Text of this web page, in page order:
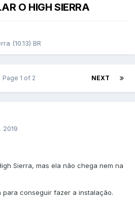
O HIGH SIERRA
(10.13) BR
NEXT
Page 1 of 2
2019
Sierra, mas ela não chega nem na
para conseguir fazer a instalação.